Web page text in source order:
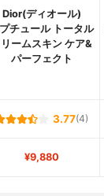
Dior(ディオール)
チュール トータル
リームスキン ケア&
パーフェクト
3.77(4)
¥9,880